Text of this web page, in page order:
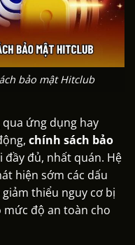
bảo mật Hitclub
ứng dụng hay
chính sách bảo
đủ, nhất quán. Hệ
hiện sớm các dấu
thiểu nguy cơ bị
mức độ an toàn cho